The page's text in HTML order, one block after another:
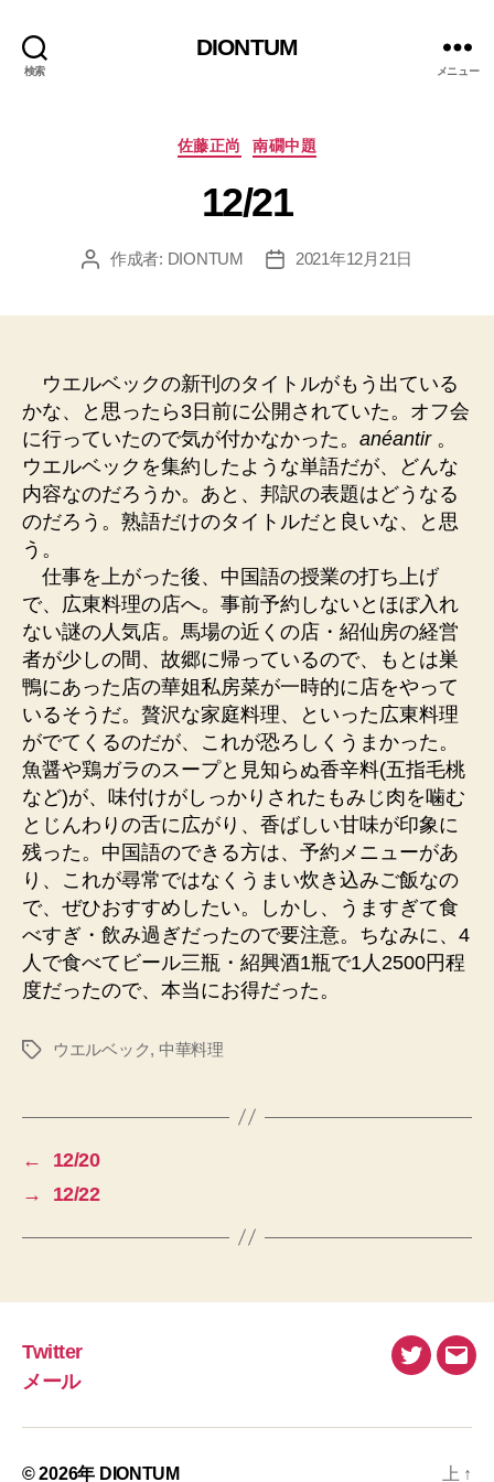
検索
DIONTUM
メニュー
カ
ゴ
リ
佐藤正尚 南礀中題
12/21
投 作成者: DIONTUM
投
2021年12月21日
ウエルベックの新刊のタイトルがもう出ている
かな、と思ったら3日前に公開されていた。オフ会
に行っていたので気が付かなかった。 anéantir 。
ウエルベックを集約したような単語だが、どんな
内容なのだろうか。あと、邦訳の表題はどうなる
のだろう。熟語だけのタイトルだと良いな、と思
う。
仕事を上がった後、中国語の授業の打ち上げ
で、広東料理の店へ。事前予約しないとほぼ入れ
ない謎の人気店。馬場の近くの店・紹仙房の経営
者が少しの間、故郷に帰っているので、もとは巣
鴨にあった店の華姐私房菜が一時的に店をやって
いるそうだ。贅沢な家庭料理、といった広東料理
がでてくるのだが、これが恐ろしくうまかった。
魚醤や鶏ガラのスープと見知らぬ香辛料(五指毛桃
など)が、味付けがしっかりされたもみじ肉を噛む
とじんわりの舌に広がり、香ばしい甘味が印象に
残った。中国語のできる方は、予約メニューがあ
り、これが尋常ではなくうまい炊き込みご飯なの
で、ぜひおすすめしたい。しかし、うますぎて食
べすぎ・飲み過ぎだったので要注意。ちなみに、4
人で食べてビール三瓶・紹興酒1瓶で1人2500円程
度だったので、本当にお得だった。
タ
ウエルベック, 中華料理
←
12/20
→
12/22
Twitter
メール
Twitterメ
ル
© 2026年 DIONTUM 上 ↑